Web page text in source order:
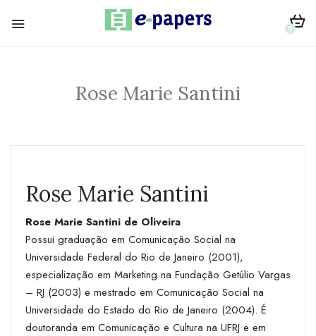
0
Rose Marie Santini
Rose Marie Santini
Rose Marie Santini de Oliveira
Possui graduação em Comunicação Social na
Universidade Federal do Rio de Janeiro (2001),
especialização em Marketing na Fundação Getúlio Vargas
– RJ (2003) e mestrado em Comunicação Social na
Universidade do Estado do Rio de Janeiro (2004). É
doutoranda em Comunicação e Cultura na UFRJ e em